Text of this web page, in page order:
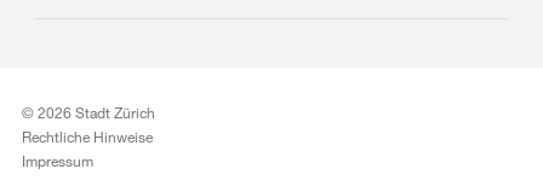
© 2026 Stadt Zürich
Rechtliche Hinweise
Impressum